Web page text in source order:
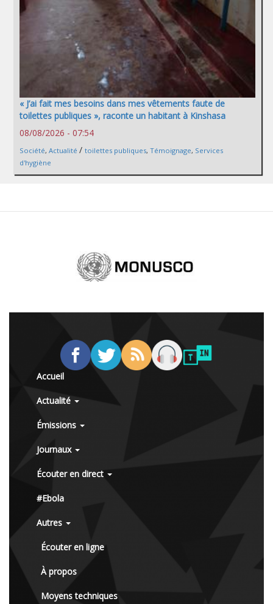
« J’ai fait mes besoins dans mes vêtements faute de
toilettes publiques », raconte un habitant à Kinshasa
08/08/2026 - 07:54
Société, Actualité / toilettes publiques, Témoignage, Services
d'hygiène
Accueil
Actualité
Émissions
Journaux
Écouter en direct
#Ebola
Autres
Écouter en ligne
À propos
Moyens techniques